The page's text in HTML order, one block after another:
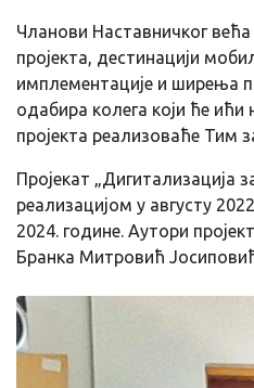
Чланови Наставничког
пројекта, дестинацији
имплементације и ширења
одабира колега који ће
пројекта реализоваће Тим
Пројекат „Дигитализација
реализацијом у августу
2024. године. Аутори
Бранка Митровић